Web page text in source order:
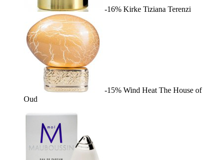
-16% Kirke Tiziana Terenzi
-15% Wind Heat The House of
Oud